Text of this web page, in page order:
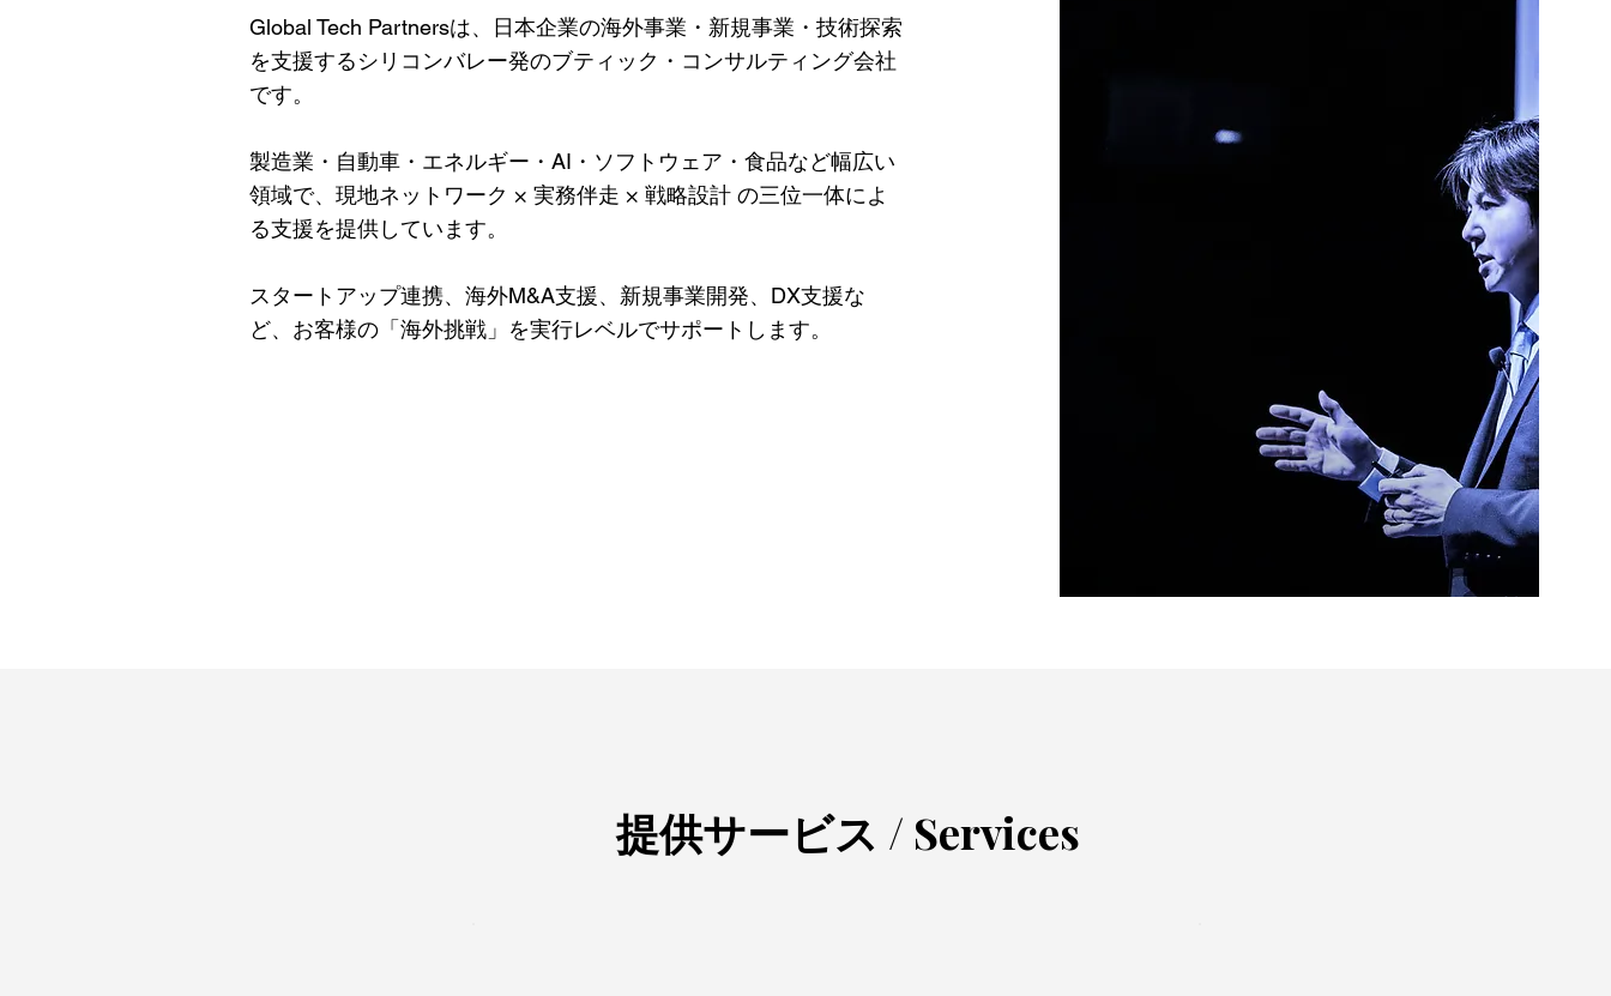
Global Tech Partnersは、日本企業の海外事業・新規事業・技術探索
を支援するシリコンバレー発のブティック・コンサルティング会社
です。
製造業・自動車・エネルギー・AI・ソフトウェア・食品など幅広い
領域で、現地ネットワーク × 実務伴走 × 戦略設計 の三位一体によ
る支援を提供しています。
スタートアップ連携、海外M&A支援、新規事業開発、DX支援な
ど、お客様の「海外挑戦」を実行レベルでサポートします。
提供サービス / Services